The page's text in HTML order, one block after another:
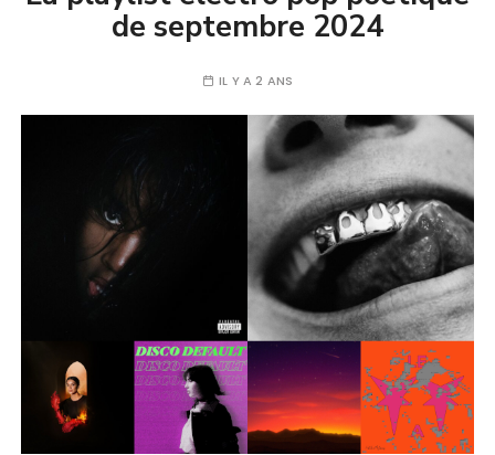
de septembre 2024
IL Y A 2 ANS